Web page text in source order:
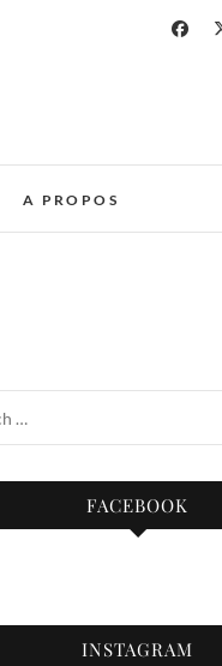
A PROPOS
FACEBOOK
INSTAGRAM